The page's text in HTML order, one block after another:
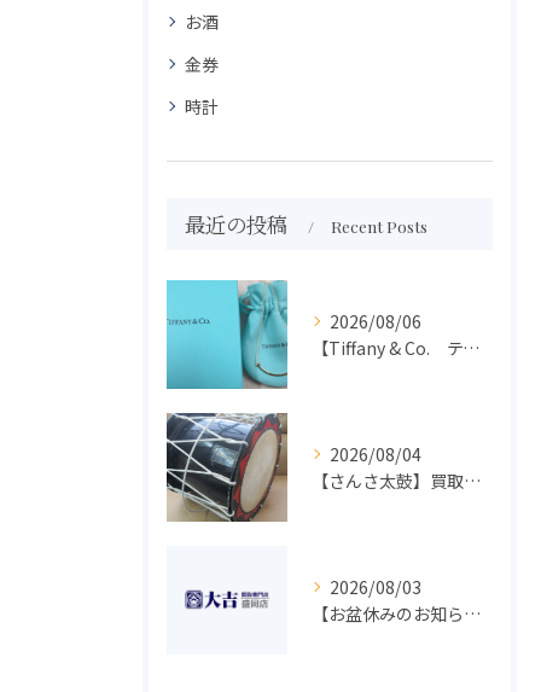
お酒
金券
時計
最近の投稿 Recent Posts
2026/08/06
【Tiffany & Co. ティファニー】買取 大吉盛岡店 アクセサリー買取しました！！
2026/08/04
【さんさ太鼓】買取 大吉盛岡店 楽器 買取します！！
2026/08/03
【お盆休みのお知らせ】買取専門 大吉 盛岡店